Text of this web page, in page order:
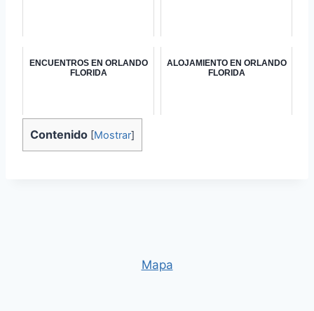
ENCUENTROS EN ORLANDO
FLORIDA
ALOJAMIENTO EN ORLANDO
FLORIDA
Contenido [Mostrar]
Mapa